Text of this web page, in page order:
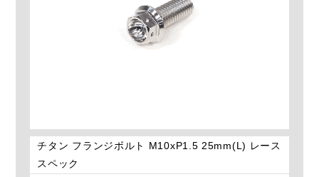
チタン フランジボルト M10xP1.5 25mm(L) レース
スペック